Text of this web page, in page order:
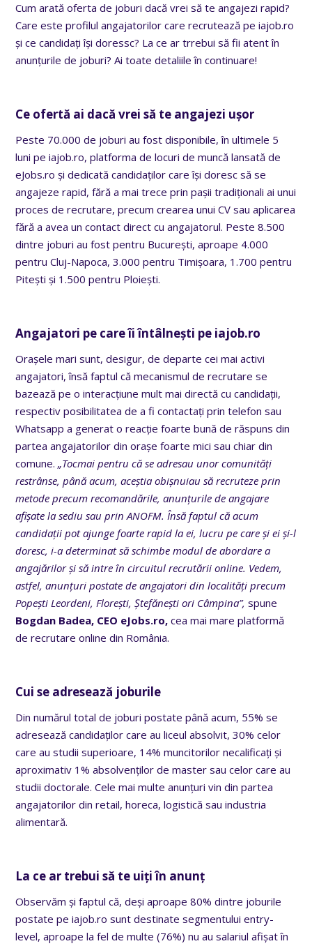
Cum arată oferta de joburi dacă vrei să te angajezi rapid?
Care este profilul angajatorilor care recrutează pe iajob.ro
și ce candidați își doressc? La ce ar trrebui să fii atent în
anunțurile de joburi? Ai toate detaliile în continuare!
Ce ofertă ai dacă vrei să te angajezi ușor
Peste 70.000 de joburi au fost disponibile, în ultimele 5
luni pe iajob.ro, platforma de locuri de muncă lansată de
eJobs.ro și dedicată candidaților care își doresc să se
angajeze rapid, fără a mai trece prin pașii tradiționali ai unui
proces de recrutare, precum crearea unui CV sau aplicarea
fără a avea un contact direct cu angajatorul. Peste 8.500
dintre joburi au fost pentru București, aproape 4.000
pentru Cluj-Napoca, 3.000 pentru Timișoara, 1.700 pentru
Pitești și 1.500 pentru Ploiești.
Angajatori pe care îi întâlnești pe iajob.ro
Orașele mari sunt, desigur, de departe cei mai activi
angajatori, însă faptul că mecanismul de recrutare se
bazează pe o interacțiune mult mai directă cu candidații,
respectiv posibilitatea de a fi contactați prin telefon sau
Whatsapp a generat o reacție foarte bună de răspuns din
partea angajatorilor din orașe foarte mici sau chiar din
comune.„Tocmai pentru că se adresau unor comunități
restrânse, până acum, aceștia obișnuiau să recruteze prin
metode precum recomandările, anunțurile de angajare
afișate la sediu sau prin ANOFM. Însă faptul că acum
candidații pot ajunge foarte rapid la ei, lucru pe care și ei și-l
doresc, i-a determinat să schimbe modul de abordare a
angajărilor și să intre în circuitul recrutării online. Vedem,
astfel, anunțuri postate de angajatori din localități precum
Popești Leordeni, Florești, Ștefănești ori Câmpina”, spune
Bogdan Badea, CEO eJobs.ro, cea mai mare platformă
de recrutare online din România.
Cui se adresează joburile
Din numărul total de joburi postate până acum, 55% se
adresează candidaților care au liceul absolvit, 30% celor
care au studii superioare, 14% muncitorilor necalificați și
aproximativ 1% absolvenților de master sau celor care au
studii doctorale. Cele mai multe anunțuri vin din partea
angajatorilor din retail, horeca, logistică sau industria
alimentară.
La ce ar trebui să te uiți în anunț
Observăm și faptul că, deși aproape 80% dintre joburile
postate pe iajob.ro sunt destinate segmentului entry-
level, aproape la fel de multe (76%) nu au salariul afișat în